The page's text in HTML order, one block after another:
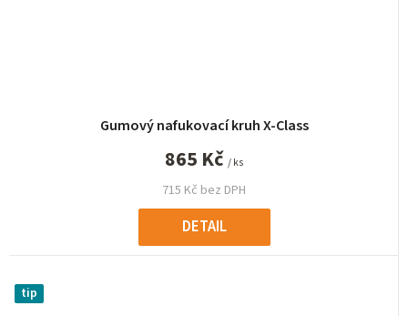
Gumový nafukovací kruh X-Class
715 Kč bez DPH
865 Kč / ks
DETAIL
tip